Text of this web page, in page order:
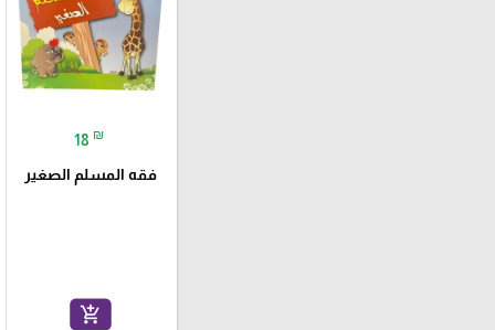
18 ₪
فقه المسلم الصغير
add_shopping_cart